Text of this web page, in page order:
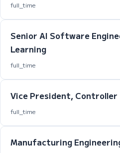
full_time
Senior AI Software
Learning
full_time
Vice President, Controller
full_time
Manufacturing